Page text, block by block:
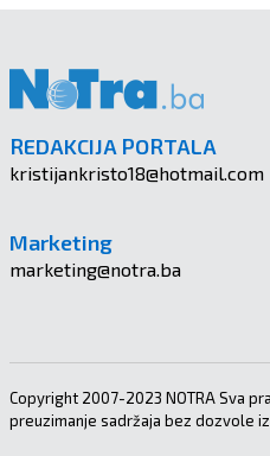
REDAKCIJA PORTALA
kristijankristo18@hotmail.com
Marketing
marketing@notra.ba
Copyright 2007-2023 NOTRA Sva
preuzimanje sadržaja bez dozvole